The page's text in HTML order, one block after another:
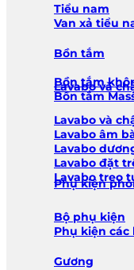
Tiểu nam
Van xả tiểu
Bồn tắm
Bồn tắm
Bồn tắm
Lavabo và
Lavabo và
Lavabo âm
Lavabo
Lavabo đặt
Lavabo treo
Phụ kiện
Bộ phụ kiện
Phụ kiện các
Gương